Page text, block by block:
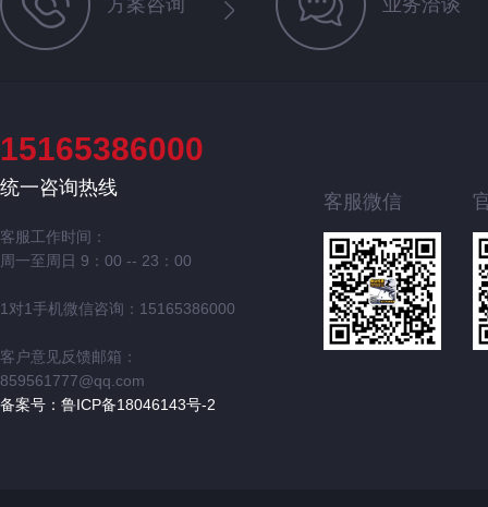
方案咨询 业务洽谈
15165386000
统一咨询热线
客服工作时间：
周一至周日 9：00 -- 23：00
1对1手机微信咨询：15165386000
客户意见反馈邮箱：
859561777@qq.com
备案号：鲁ICP备18046143号-2
客服微信